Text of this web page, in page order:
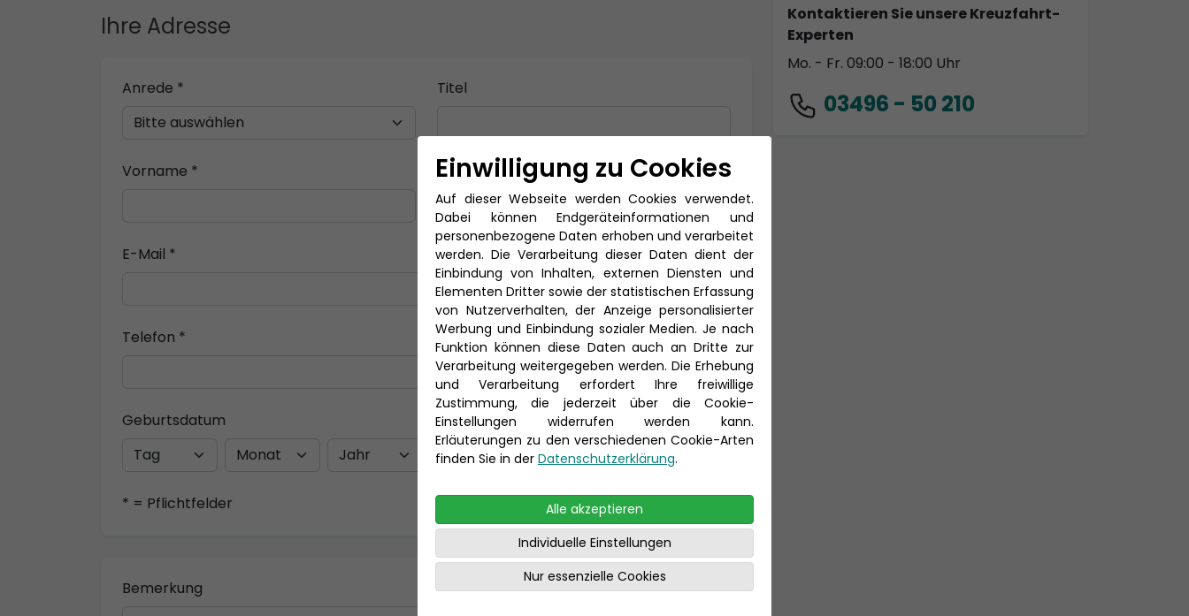
Kontaktieren Sie unsere Kreuzfahrt-
Experten
Mo. - Fr. 09:00 - 18:00 Uhr
03496 - 50 210
Ihre Adresse
Anrede * Titel
Vorname * Nachname *
E-Mail *
Telefon *
Geburtsdatum
* = Pflichtfelder
Bemerkung
Einwilligung zu Cookies
Auf dieser Webseite werden Cookies verwendet.
Dabei können Endgeräteinformationen und
personenbezogene Daten erhoben und verarbeitet
werden. Die Verarbeitung dieser Daten dient der
Einbindung von Inhalten, externen Diensten und
Elementen Dritter sowie der statistischen Erfassung
von Nutzerverhalten, der Anzeige personalisierter
Werbung und Einbindung sozialer Medien. Je nach
Funktion können diese Daten auch an Dritte zur
Verarbeitung weitergegeben werden. Die Erhebung
und Verarbeitung erfordert Ihre freiwillige
Zustimmung, die jederzeit über die Cookie-
Einstellungen widerrufen werden kann.
Erläuterungen zu den verschiedenen Cookie-Arten
finden Sie in der Datenschutzerklärung.
Alle akzeptieren
Individuelle Einstellungen
Nur essenzielle Cookies